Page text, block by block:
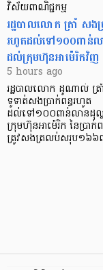
វិស័យ​ពាណិជ្ជកម្ម
រដ្ឋបាលលោក ត្រាំ សងប្
រហូតដល់ទៅ១០០ពាន់ល
ដល់ក្រុមហ៊ុនអាម៉េរិកវិញ
5 hours ago
រដ្ឋបាលលោក ដូណាល់ ត្រ
ទូទាត់សងប្រាក់ពន្ធរហូត
ដល់ទៅ១០០ពាន់លានដុល្ល
ក្រុមហ៊ុនអាម៉េរិក នៃប្រាក់
ត្រូវសងត្រលប់សរុប១៦៦